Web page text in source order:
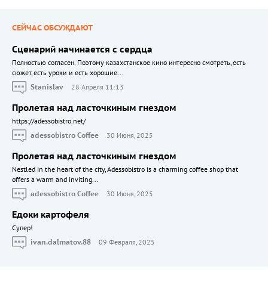
СЕЙЧАС ОБСУЖДАЮТ
Сценарий начинается с сердца
Полностью согласен. Поэтому казахстанское кино интересно смотреть, есть
сюжет, есть уроки и есть хорошие...
Stanislav
28 Апреля 11:13
Пролетая над ласточкиным гнездом
https://adessobistro.net/
adessobistro Coffee
30 Июня, 2025
Пролетая над ласточкиным гнездом
Nestled in the heart of the city, Adessobistro is a charming coffee shop that
offers a warm and inviting...
adessobistro Coffee
30 Июня, 2025
Едоки картофеля
Cупер!
ivan.dalmatov.88
09 Февраля, 2025